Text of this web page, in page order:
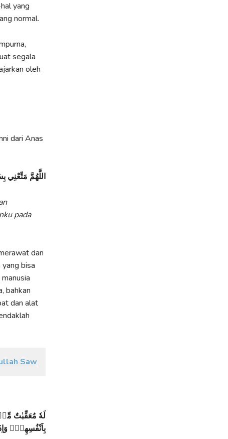
yang
normal.
segala
oleh
dari Anas
اللَّهُمَّ مَتِّعْنِي
pada
dan
bisa
bahkan
dan alat
Saw
لَهٗ مُعَقِّبٰتٌ مِّنْۢ
بِاَنْفُسِهِمْۗ